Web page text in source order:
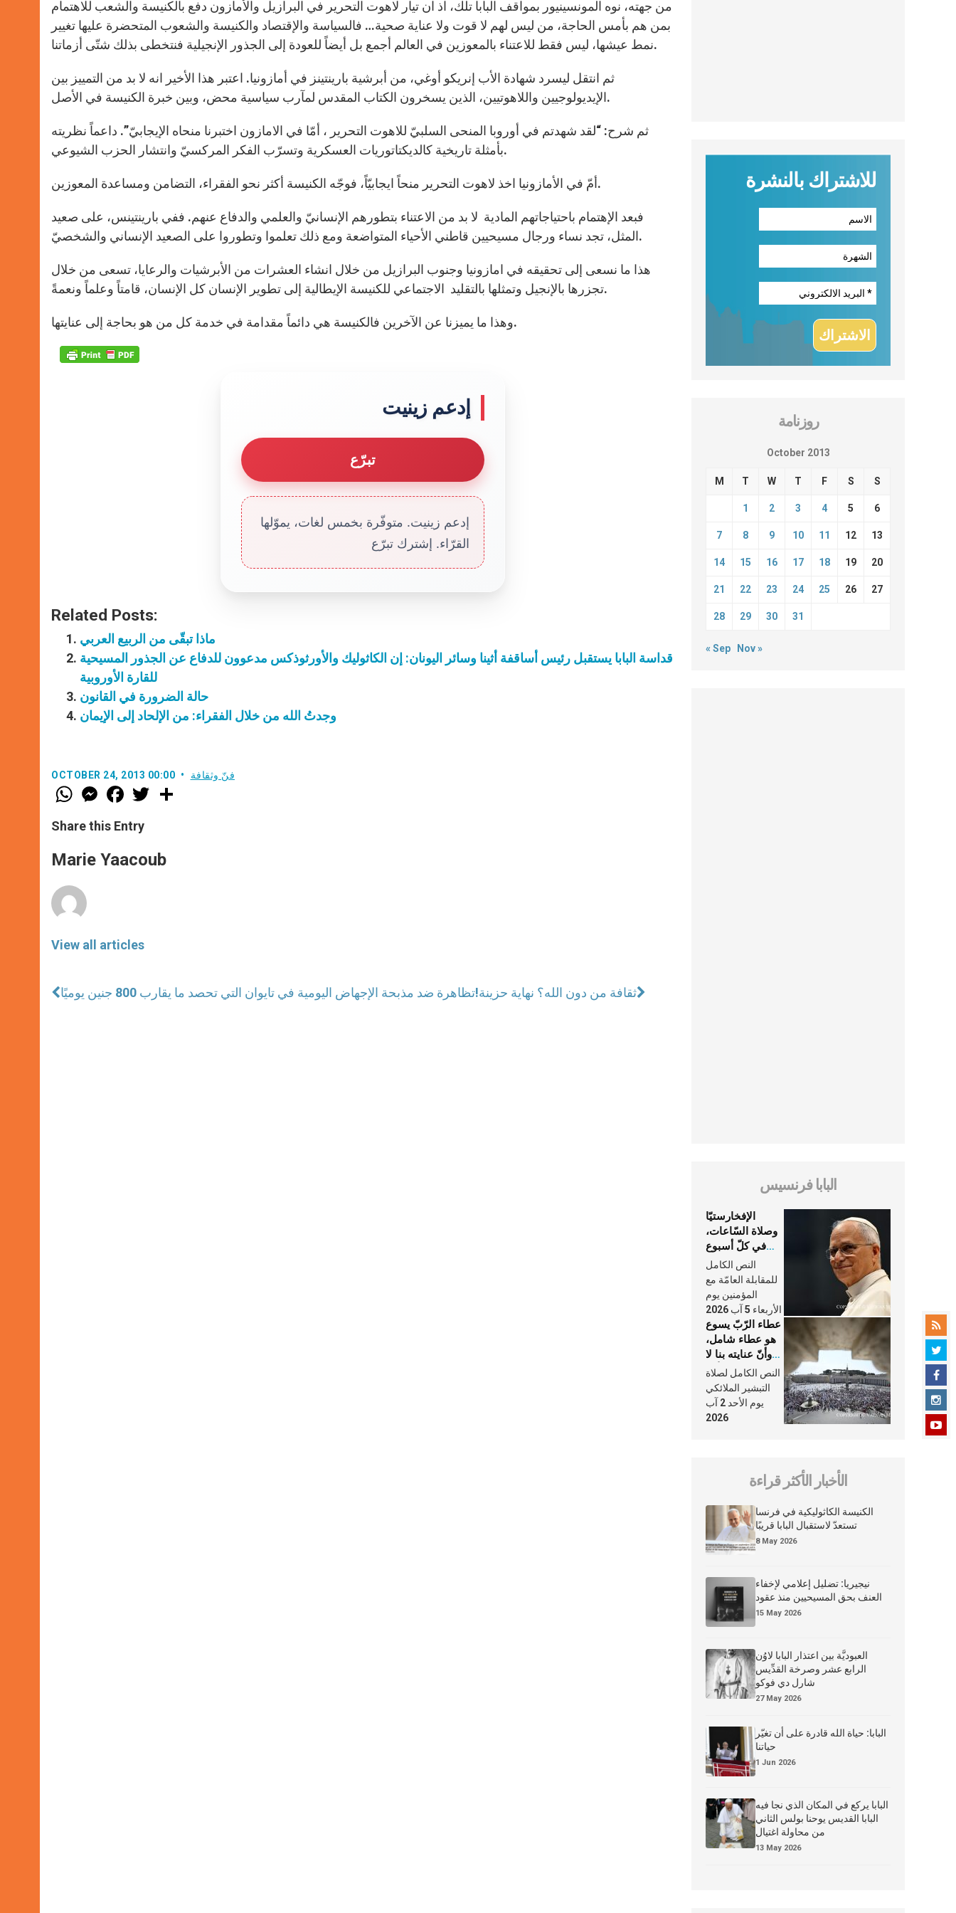
من جهته، نوه المونسينيور بمواقف البابا تلك، اذ ان تيار لاهوت التحرير في البرازيل والأمازون دفع بالكنيسة والشعب للاهتمام
بمن هم بأمس الحاجة، من ليس لهم لا قوت ولا عناية صحية… فالسياسة والإقتصاد والكنيسة والشعوب المتحضرة عليها تغيير
نمط عيشها، ليس فقط للاعتناء بالمعوزين في العالم أجمع بل أيضاً للعودة إلى الجذور الإنجيلية فنتخطى بذلك شتّى أزماتنا.
ثم انتقل ليسرد شهادة الأب إنريكو أوغي، من أبرشية بارينتينز في أمازونيا. اعتبر هذا الأخير انه لا بد من التمييز بين
الإيديولوجيين واللاهوتيين، الذين يسخرون الكتاب المقدس لمآرب سياسية محض، وبين خبرة الكنيسة في الأصل.
ثم شرح: “لقد شهدتم في أوروبا المنحى السلبيّ للاهوت التحرير ، أمّا في الامازون اختبرنا منحاه الإيجابيّ”. داعماً نظريته
بأمثلة تاريخية كالديكتاتوريات العسكرية وتسرّب الفكر المركسيّ وانتشار الحزب الشيوعي.
أمّ في الأمازونيا اخذ لاهوت التحرير منحاً ايجابيّاً، فوجّه الكنيسة أكثر نحو الفقراء، التضامن ومساعدة المعوزين.
فبعد الإهتمام باحتياجاتهم المادية لا بد من الاعتناء بتطورهم الإنسانيّ والعلمي والدفاع عنهم. ففي بارينتينس، على صعيد
المثل، تجد نساء ورجال مسيحيين قاطني الأحياء المتواضعة ومع ذلك تعلموا وتطوروا على الصعيد الإنساني والشخصيّ.
هذا ما نسعى إلى تحقيقه في امازونيا وجنوب البرازيل من خلال انشاء العشرات من الأبرشيات والرعايا، تسعى من خلال
تجزرها بالإنجيل وتمثلها بالتقليد الاجتماعي للكنيسة الإيطالية إلى تطوير الإنسان كل الإنسان، قامتاً وعلماً ونعمةً.
وهذا ما يميزنا عن الآخرين فالكنيسة هي دائماً مقدامة في خدمة كل من هو بحاجة إلى عنايتها.
إدعم زينيت
تبرّع
إدعم زينيت. متوفّرة بخمس لغات، يموّلها
القرّاء. إشترك تبرّع
Related Posts:
ماذا تبقّى من الربيع العربي
قداسة البابا يستقبل رئيس أساقفة أثينا وسائر اليونان: إن الكاثوليك والأورثوذكس مدعوون للدفاع عن الجذور المسيحية
للقارة الأوروبية
حالة الضرورة في القانون
وجدتُ الله من خلال الفقراء: من الإلحاد إلى الإيمان
OCTOBER 24, 2013 00:00 فنّ وثقافة
W
h
t
s
p
p
M
e
s
e
g
e
F
a
e
b
o
k
w
r
Share this Entry
Marie Yaacoub
View all articles
تظاهرة ضد مذبحة الإجهاض اليومية في تايوان التي تحصد ما يقارب 800 جنين يوميًا!ثقافة من دون الله؟ نهاية حزينة
للاشتراك بالنشرة
روزنامة
October 2013
M T W T F S S
1 2 3 4 5 6
7 8 9 10 11 12 13
14 15 16 17 18 19 20
21 22 23 24 25 26 27
28 29 30 31
« Sep Nov »
البابا فرنسيس
الإفخارستيّا
وصلاة السّاعات،
في كلّ أسبوع
وكلّ يوم، هما
النَّفَس في حياة
الكنيسة
النص الكامل
للمقابلة العامّة مع
المؤمنين يوم
الأربعاء 5 آب 2026
عطاء الرّبّ يسوع
هو عطاء شامل،
وأنّ عنايته بنا لا
تغيب عنّا أبدًا
النص الكامل لصلاة
التبشير الملائكي
يوم الأحد 2 آب
2026
الأخبار الأكثر قراءة
الكنيسة الكاثوليكية في فرنسا
تستعدّ لاستقبال البابا قريبًا
8 May 2026
نيجيريا: تضليل إعلامي لإخفاء
العنف بحق المسيحيين منذ عقود
15 May 2026
العبوديَّة بين اعتذار البابا لاوُن
الرابع عشر وصرخة القدِّيس
شارل دي فوكو
27 May 2026
البابا: حياة الله قادرة على أن تغيّر
حياتنا
1 Jun 2026
البابا يركع في المكان الذي نجا فيه
البابا القديس يوحنا بولس الثاني
من محاولة اغتيال
13 May 2026